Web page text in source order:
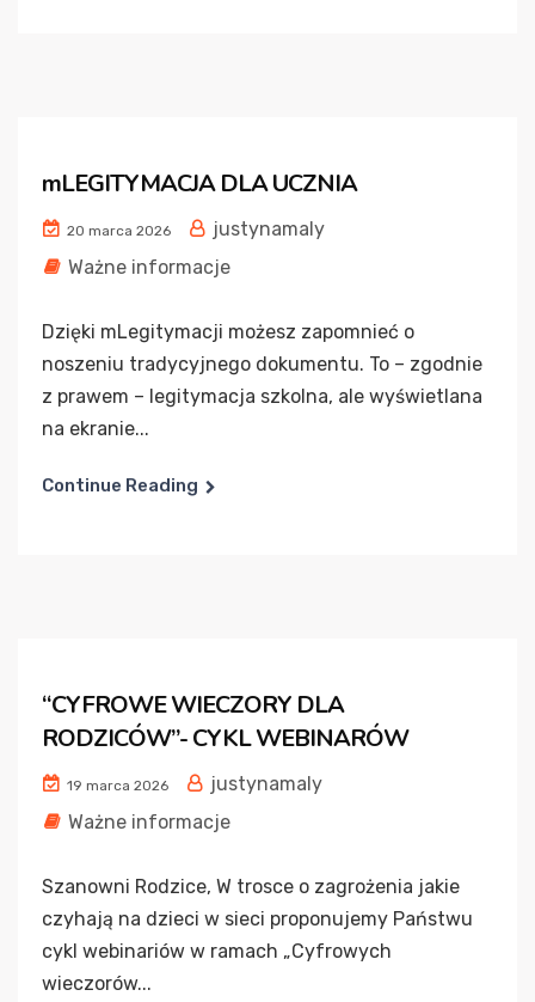
mLEGITYMACJA DLA UCZNIA
20 marca 2026
justynamaly
Ważne informacje
Dzięki mLegitymacji możesz zapomnieć o
noszeniu tradycyjnego dokumentu. To – zgodnie
z prawem – legitymacja szkolna, ale wyświetlana
na ekranie...
Continue Reading
“CYFROWE WIECZORY DLA
RODZICÓW”- CYKL WEBINARÓW
19 marca 2026
justynamaly
Ważne informacje
Szanowni Rodzice, W trosce o zagrożenia jakie
czyhają na dzieci w sieci proponujemy Państwu
cykl webinariów w ramach „Cyfrowych
wieczorów...